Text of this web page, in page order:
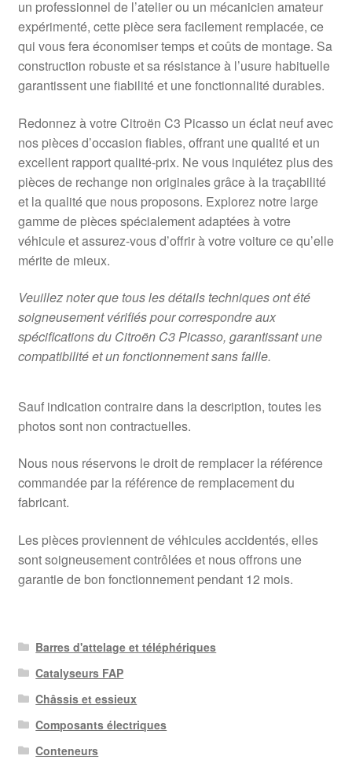
un professionnel de l’atelier ou un mécanicien amateur
expérimenté, cette pièce sera facilement remplacée, ce
qui vous fera économiser temps et coûts de montage. Sa
construction robuste et sa résistance à l’usure habituelle
garantissent une fiabilité et une fonctionnalité durables.
Redonnez à votre Citroën C3 Picasso un éclat neuf avec
nos pièces d’occasion fiables, offrant une qualité et un
excellent rapport qualité-prix. Ne vous inquiétez plus des
pièces de rechange non originales grâce à la traçabilité
et la qualité que nous proposons. Explorez notre large
gamme de pièces spécialement adaptées à votre
véhicule et assurez-vous d’offrir à votre voiture ce qu’elle
mérite de mieux.
Veuillez noter que tous les détails techniques ont été
soigneusement vérifiés pour correspondre aux
spécifications du Citroën C3 Picasso, garantissant une
compatibilité et un fonctionnement sans faille.
Sauf indication contraire dans la description, toutes les
photos sont non contractuelles.
Nous nous réservons le droit de remplacer la référence
commandée par la référence de remplacement du
fabricant.
Les pièces proviennent de véhicules accidentés, elles
sont soigneusement contrôlées et nous offrons une
garantie de bon fonctionnement pendant 12 mois.
Barres d'attelage et téléphériques
Catalyseurs FAP
Châssis et essieux
Composants électriques
Conteneurs